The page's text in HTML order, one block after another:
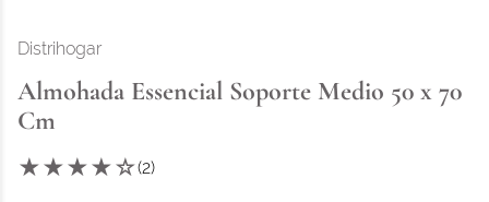
Distrihogar
Almohada Essencial Soporte Medio 50 x 70
Cm
★★★★☆(2)